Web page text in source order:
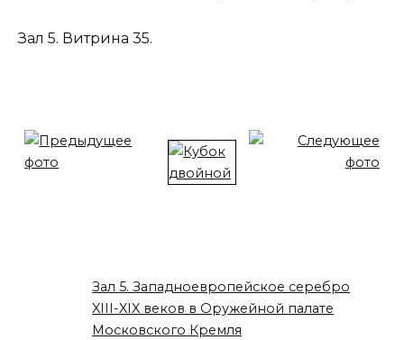
Зал 5. Витрина 35.
Зал 5. Западноевропейское серебро
XIII-XIX веков в Оружейной палате
Московского Кремля